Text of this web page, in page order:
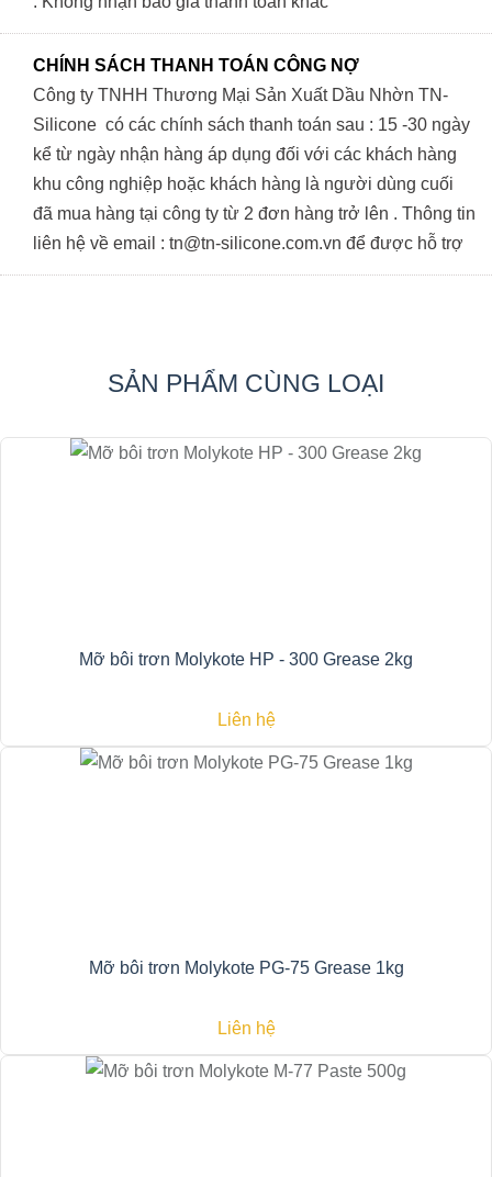
CHÍNH SÁCH THANH TOÁN CÔNG NỢ
Công ty TNHH Thương Mại Sản Xuất Dầu Nhờn TN-
Silicone có các chính sách thanh toán sau : 15 -30 ngày
kể từ ngày nhận hàng áp dụng đối với các khách hàng
khu công nghiệp hoặc khách hàng là người dùng cuối
đã mua hàng tại công ty từ 2 đơn hàng trở lên . Thông tin
liên hệ về email : tn@tn-silicone.com.vn để được hỗ trợ
SẢN PHẨM CÙNG LOẠI
Mỡ bôi trơn Molykote HP - 300 Grease 2kg
Liên hệ
Mỡ bôi trơn Molykote PG-75 Grease 1kg
Liên hệ